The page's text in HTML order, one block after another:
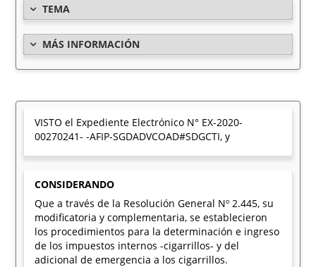
TEMA
MÁS INFORMACIÓN
VISTO el Expediente Electrónico N° EX-2020-
00270241- -AFIP-SGDADVCOAD#SDGCTI, y
CONSIDERANDO
Que a través de la Resolución General Nº 2.445, su
modificatoria y complementaria, se establecieron
los procedimientos para la determinación e ingreso
de los impuestos internos -cigarrillos- y del
adicional de emergencia a los cigarrillos.